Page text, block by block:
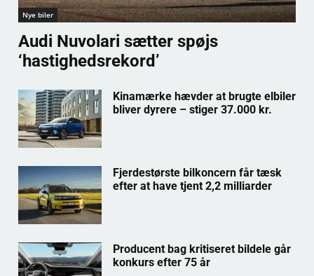
Nye biler
Audi Nuvolari sætter spøjs
‘hastighedsrekord’
Kinamærke hævder at brugte elbiler
bliver dyrere – stiger 37.000 kr.
Fjerdestørste bilkoncern får tæsk
efter at have tjent 2,2 milliarder
Producent bag kritiseret bildele går
konkurs efter 75 år